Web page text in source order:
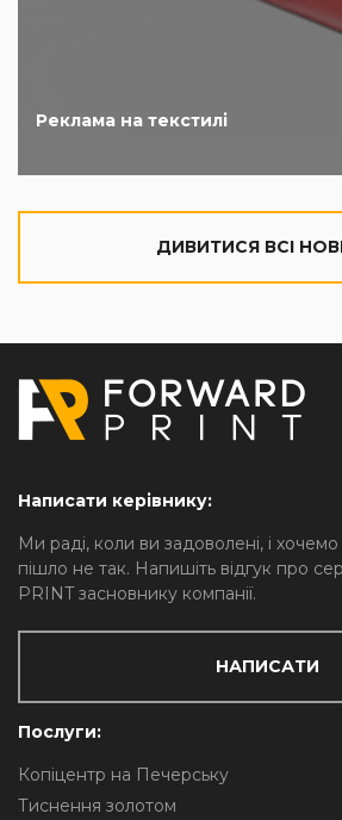
Реклама на текстилі
ДИВИТИСЯ ВСІ
Написати керівнику:
Ми раді, коли ви задоволені, і
пішло не так. Напишіть відгук про
PRINT засновнику компанії.
НАПИСАТИ
Послуги:
Копіцентр на Печерську
Тиснення золотом